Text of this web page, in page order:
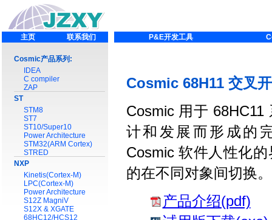
主页 联系我们
Cosmic产品系列:
IDEA
C compiler
ZAP
ST
STM8
ST7
ST10/Super10
Power Architecture
STM32(ARM Cortex)
STRED
NXP
Kinetis(Cortex-M)
LPC(Cortex-M)
Power Architecture
S12Z MagniV
S12X & XGATE
68HC12/HCS12
P&E开发工具
Cosmic 68H11 交叉
Cosmic 用于
计和发展而形成的
Cosmic 软件人性化
的在不同对象间切换
产品介绍(pdf)